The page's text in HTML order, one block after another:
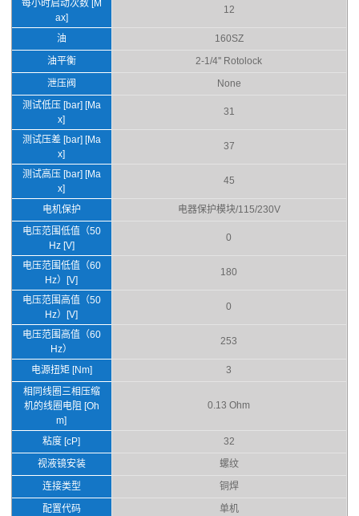
每小时启动次数 [M
ax]
12
油
160SZ
油平衡
2-1/4'' Rotolock
泄压阀
None
测试低压 [bar] [Ma
x]
31
测试压差 [bar] [Ma
x]
37
测试高压 [bar] [Ma
x]
45
电机保护
电器保护模块/115/230V
电压范围低值（50
Hz [V]
0
电压范围低值（60
Hz）[V]
180
电压范围高值（50
Hz）[V]
0
电压范围高值（60
Hz）
253
电源扭矩 [Nm]
3
相同线圈三相压缩
机的线圈电阻 [Oh
m]
0.13 Ohm
粘度 [cP]
32
视液镜安装
螺纹
连接类型
铜焊
配置代码
单机